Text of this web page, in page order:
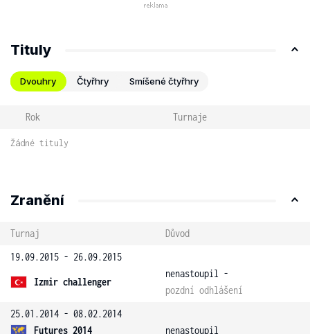
Tituly
Dvouhry Čtyřhry Smíšené čtyřhry
Rok Turnaje
Žádné tituly
Zranění
Turnaj
Důvod
19.09.2015 - 26.09.2015
Izmir challenger
nenastoupil -
pozdní odhlášení
25.01.2014 - 08.02.2014
Futures 2014
nenastoupil